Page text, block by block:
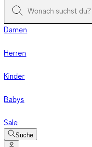
Damen
Herren
Kinder
Babys
Sale
Suche